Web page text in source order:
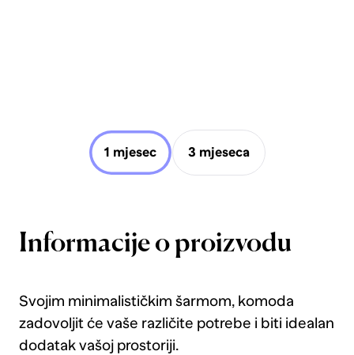
1 mjesec 3 mjeseca
Informacije o proizvodu
Svojim minimalističkim šarmom, komoda
zadovoljit će vaše različite potrebe i biti idealan
dodatak vašoj prostoriji.